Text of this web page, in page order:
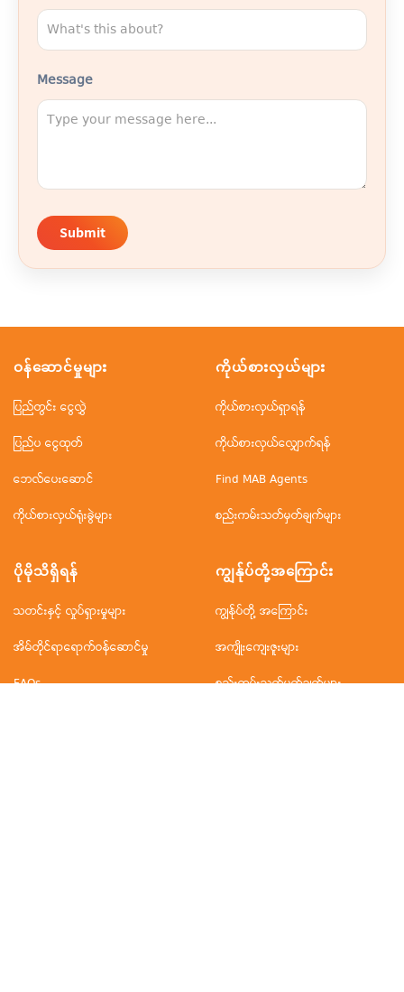
Message
Submit
ဝန်ဆောင်မှုများ
ပြည်တွင်း ငွေလွှဲ
ပြည်ပ ငွေထုတ်
ဘေလ်ပေးဆောင်
ကိုယ်စားလှယ်ရုံးခွဲများ
ကိုယ်စားလှယ်များ
ကိုယ်စားလှယ်ရှာရန်
ကိုယ်စားလှယ်လျှောက်ရန်
Find MAB Agents
စည်းကမ်းသတ်မှတ်ချက်များ
ပိုမိုသိရှိရန်
သတင်းနှင့် လှုပ်ရှားမှုများ
အိမ်တိုင်ရာရောက်ဝန်ဆောင်မှု
FAQs
ကျွန်ုပ်တို့အ‌ကြောင်း
ကျွန်ုပ်တို့ အကြောင်း
အကျိုးကျေးဇူးများ
စည်းကမ်းသတ်မှတ်ချက်များ